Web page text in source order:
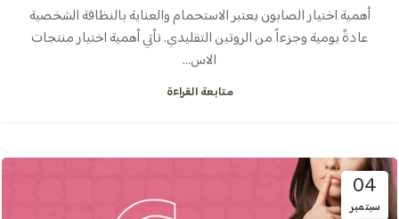
أهمية اختيار الصابون يعتبر الاستحمام والعناية بالنظافة الشخصية
عادةً يومية وجزءاً من الروتين التقليدي. تأتي أهمية اختيار منتجات
الاس...
متابعة القراءة
04
سبتمبر